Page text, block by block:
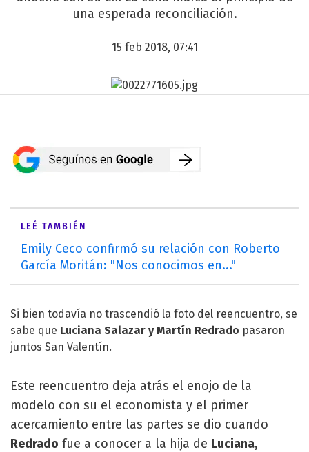
una esperada reconciliación.
15 feb 2018, 07:41
LEÉ TAMBIÉN
Emily Ceco confirmó su relación con Roberto
García Moritán: "Nos conocimos en..."
Si bien todavía no trascendió la foto del reencuentro, se
sabe que Luciana Salazar y Martín Redrado pasaron
juntos San Valentín.
Este reencuentro deja atrás el enojo de la
modelo con su el economista y el primer
acercamiento entre las partes se dio cuando
Redrado fue a conocer a la hija de Luciana,